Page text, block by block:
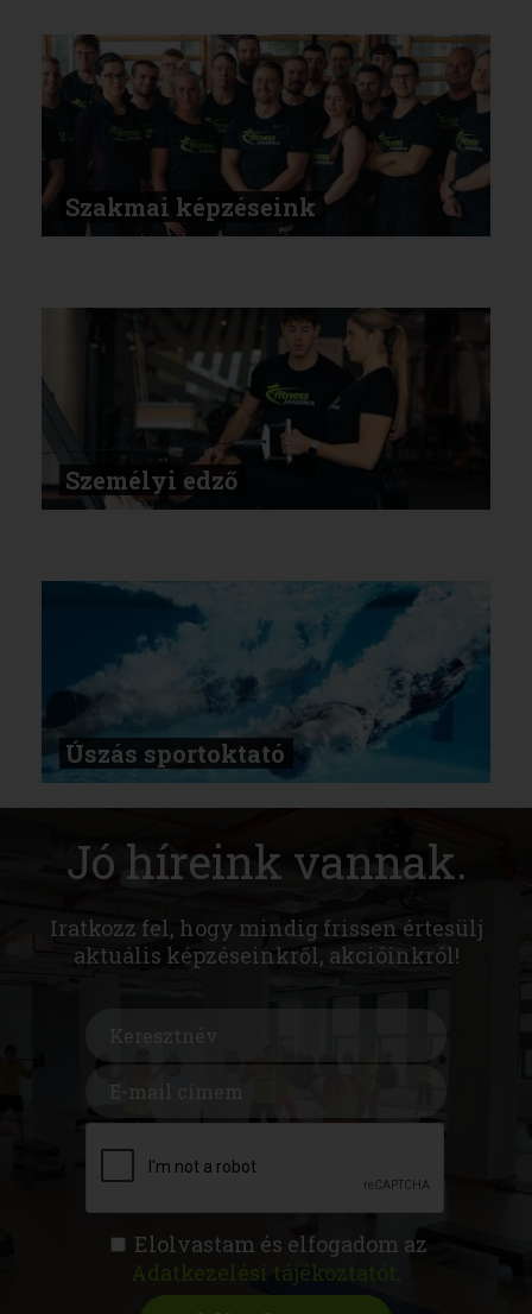
Szakmai képzéseink
Személyi edző
Úszás sportoktató
Jó híreink vannak.
Iratkozz fel, hogy mindig frissen értesülj
aktuális képzéseinkről, akcióinkról!
Elolvastam és elfogadom az
Adatkezelési tájékoztatót .
FITNESS AKADÉMIA